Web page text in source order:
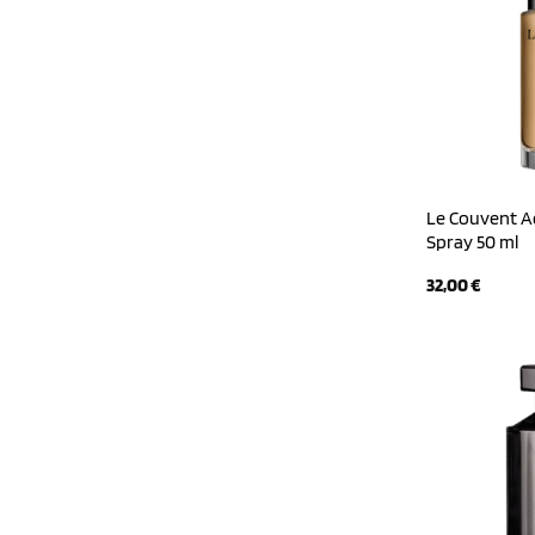
Le Couvent
Spray 50 ml
32,00€